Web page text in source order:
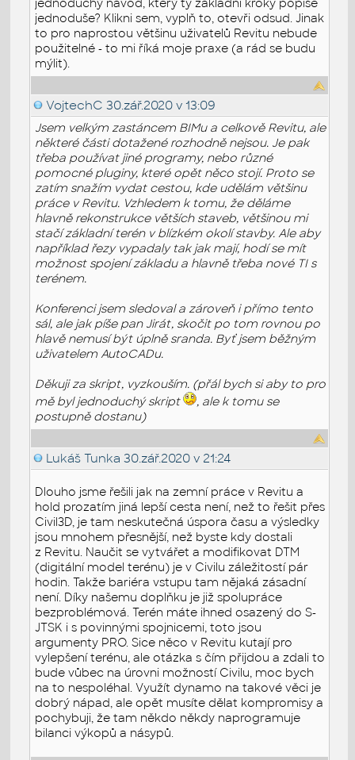
jednoduchý návod, který ty základní kroky popíše
jednoduše? Klikni sem, vyplň to, otevři odsud. Jinak
to pro naprostou většinu uživatelů Revitu nebude
použitelné - to mi říká moje praxe (a rád se budu
mýlit).
VojtechC 30.zář.2020 v 13:09
Jsem velkým zastáncem BIMu a celkově Revitu, ale
některé části dotažené rozhodně nejsou. Je pak
třeba používat jiné programy, nebo různé
pomocné pluginy, které opět něco stojí. Proto se
zatím snažím vydat cestou, kde udělám většinu
práce v Revitu. Vzhledem k tomu, že děláme
hlavně rekonstrukce větších staveb, většinou mi
stačí základní terén v blízkém okolí stavby. Ale aby
například řezy vypadaly tak jak mají, hodí se mít
možnost spojení základu a hlavně třeba nové TI s
terénem.
Konferenci jsem sledoval a zároveň i přímo tento
sál, ale jak píše pan Jirát, skočit po tom rovnou po
hlavě nemusí být úplně sranda. Byť jsem běžným
uživatelem AutoCADu.
Děkuji za skript, vyzkouším. (přál bych si aby to pro
mě byl jednoduchý skript
, ale k tomu se
postupně dostanu)
Lukáš Tunka 30.zář.2020 v 21:24
Dlouho jsme řešili jak na zemní práce v Revitu a
hold prozatím jiná lepší cesta není, než to řešit přes
Civil3D, je tam neskutečná úspora času a výsledky
jsou mnohem přesnější, než byste kdy dostali
z Revitu. Naučit se vytvářet a modifikovat DTM
(digitální model terénu) je v Civilu záležitostí pár
hodin. Takže bariéra vstupu tam nějaká zásadní
není. Díky našemu doplňku je již spolupráce
bezproblémová. Terén máte ihned osazený do S-
JTSK i s povinnými spojnicemi, toto jsou
argumenty PRO. Sice něco v Revitu kutají pro
vylepšení terénu, ale otázka s čím přijdou a zdali to
bude vůbec na úrovni možností Civilu, moc bych
na to nespoléhal. Využít dynamo na takové věci je
dobrý nápad, ale opět musíte dělat kompromisy a
pochybuji, že tam někdo někdy naprogramuje
bilanci výkopů a násypů.